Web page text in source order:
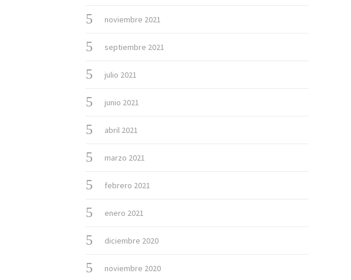
noviembre 2021
septiembre 2021
julio 2021
junio 2021
abril 2021
marzo 2021
febrero 2021
enero 2021
diciembre 2020
noviembre 2020